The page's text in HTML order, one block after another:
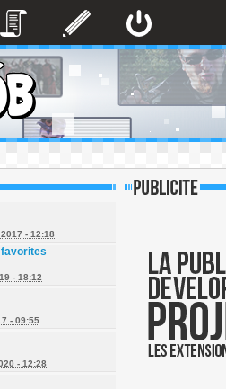
- 12:18
- 18:12
- 09:55
- 12:28